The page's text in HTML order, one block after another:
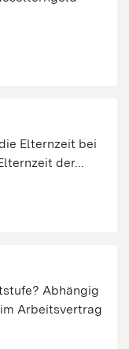
Elternzeit bei
der...
Abhängig
Arbeitsvertrag